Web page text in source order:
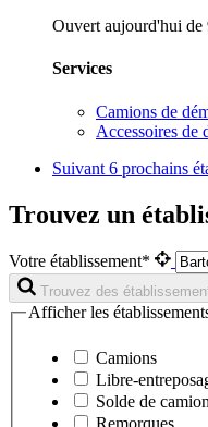
Ouvert aujourd'hui de
Services
Camions de
Accessoires de
Suivant 6 prochains
Trouvez un
Votre établissement*
Trouvez des
Afficher les
Camions
Libre-
Solde de
Remorques